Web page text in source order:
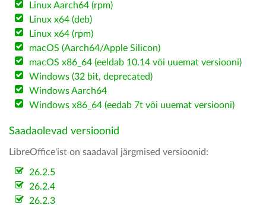
Linux Aarch64 (rpm)
Linux x64 (deb)
Linux x64 (rpm)
macOS (Aarch64/Apple Silicon)
macOS x86_64 (eeldab 10.14 või uuemat versiooni)
Windows (32 bit, deprecated)
Windows Aarch64
Windows x86_64 (eedab 7t või uuemat versiooni)
Saadaolevad versioonid
LibreOffice'ist on saadaval järgmised versioonid:
26.2.5
26.2.4
26.2.3